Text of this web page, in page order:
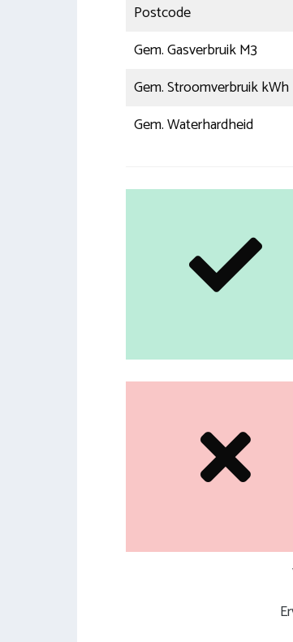
Postcode
Gem. Gasverbruik M3
Gem. Stroomverbruik kWh
Gem. Waterhardheid